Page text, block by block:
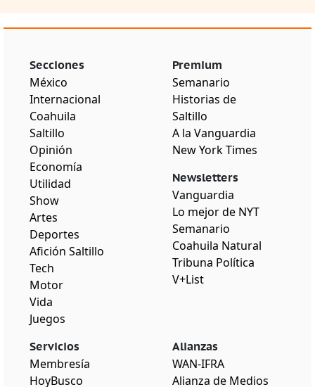
Secciones
México
Internacional
Coahuila
Saltillo
Opinión
Economía
Utilidad
Show
Artes
Deportes
Afición Saltillo
Tech
Motor
Vida
Juegos
Premium
Semanario
Historias de
Saltillo
A la Vanguardia
New York Times
Newsletters
Vanguardia
Lo mejor de NYT
Semanario
Coahuila Natural
Tribuna Política
V+List
Servicios
Membresía
HoyBusco
Alianzas
WAN-IFRA
Alianza de Medios